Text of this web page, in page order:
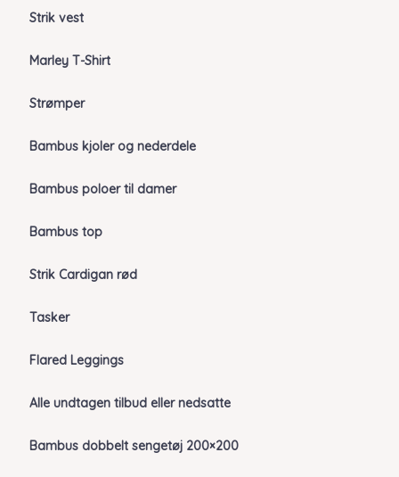
Strik vest
Marley T-Shirt
Strømper
Bambus kjoler og nederdele
Bambus poloer til damer
Bambus top
Strik Cardigan rød
Tasker
Flared Leggings
Alle undtagen tilbud eller nedsatte
Bambus dobbelt sengetøj 200×200